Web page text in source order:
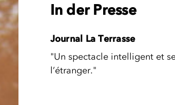
In der Presse
Journal La Terrasse
"Un spectacle intelligent et
l’étranger."